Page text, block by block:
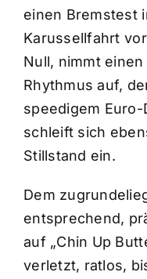
einen Bremstest
Karussellfahrt
Null, nimmt einen
Rhythmus auf,
speedigem
schleift sich
Stillstand ein.
Dem
entsprechend,
auf „Chin Up
verletzt, ratlos,